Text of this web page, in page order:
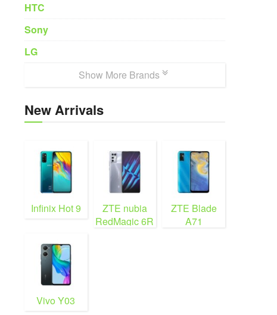
HTC
Sony
LG
Show More Brands
New Arrivals
Infinix Hot 9
ZTE nubia
RedMagic 6R
ZTE Blade
A71
Vivo Y03